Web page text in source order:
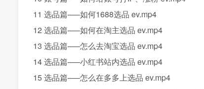
11 选品篇—–如何1688选品 ev.mp4
12 选品篇—–如何在淘主选品 ev.mp4
13 选品篇—–怎么去淘宝选品 ev.mp4
14 选品篇—–小红书站内选品 ev.mp4
15 选品篇—–怎么在多多上选品 ev.mp4